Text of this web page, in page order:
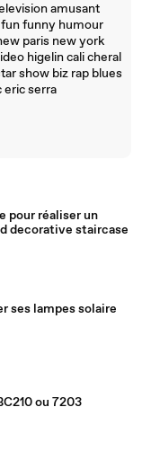
amusant
funny humour
paris new york
higelin cali cheral
show biz rap blues
eric serra
pour réaliser un
decorative staircase
ses lampes solaire
ou 7203